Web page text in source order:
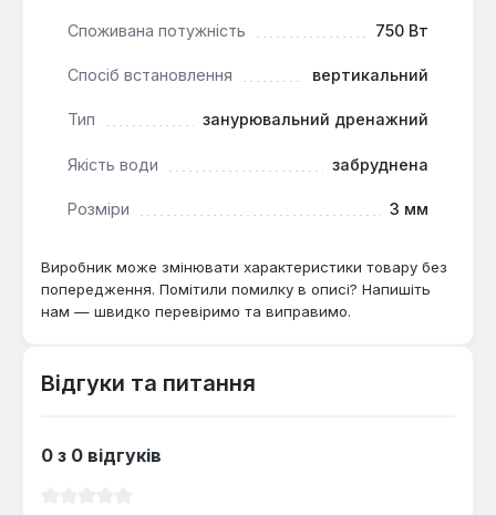
Споживана потужність 750 Вт
Спосіб встановлення вертикальний
Тип занурювальний дренажний
Якість води забруднена
Розміри 3 мм
Виробник може змінювати характеристики товару без
попередження. Помітили помилку в описі? Напишіть
нам — швидко перевіримо та виправимо.
Відгуки та питання
0 з 0 відгуків